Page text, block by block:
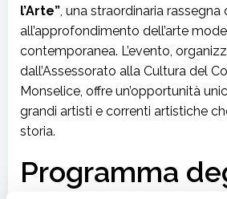
l’Arte”, una straordinaria
all’approfondimento dell’arte
contemporanea. L’evento,
dall’Assessorato alla Cultura del
Monselice, offre un’opportunità
grandi artisti e correnti artistiche
storia.
Programma